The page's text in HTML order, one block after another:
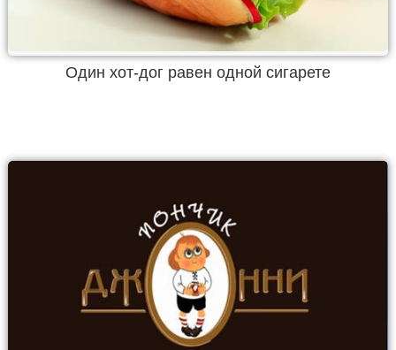
Один хот-дог равен одной сигарете